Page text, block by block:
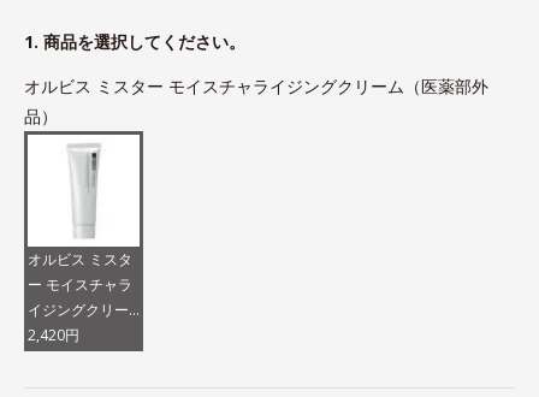
1. 商品を選択してください。
オルビス ミスター モイスチャライジングクリーム（医薬部外
品）
オルビス ミスタ
ー モイスチャラ
イジングクリー
ム（医薬部外
2,420円